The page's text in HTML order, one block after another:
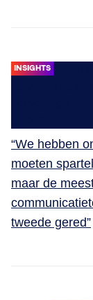
INSIGHTS
“We hebben
moeten
maar de
tweede gered”